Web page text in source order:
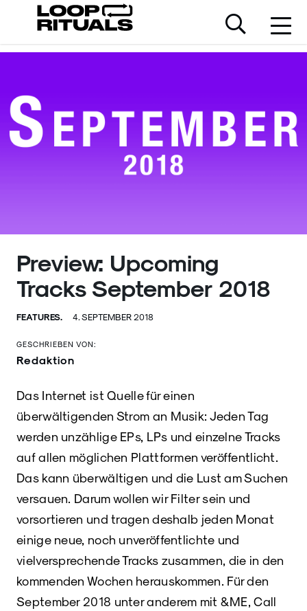
Preview: Upcoming
Tracks September 2018
FEATURES. 4. SEPTEMBER 2018
GESCHRIEBEN VON:
Redaktion
Das Internet ist Quelle für einen
überwältigenden Strom an Musik: Jeden Tag
werden unzählige EPs, LPs und einzelne Tracks
auf allen möglichen Plattformen veröffentlicht.
Das kann überwältigen und die Lust am Suchen
versauen. Darum wollen wir Filter sein und
vorsortieren und tragen deshalb jeden Monat
einige neue, noch unveröffentlichte und
vielversprechende Tracks zusammen, die in den
kommenden Wochen herauskommen. Für den
September 2018 unter anderem mit &ME, Call